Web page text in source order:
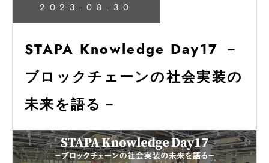
2023.08.30
STAPA Knowledge Day17 －
ブロックチェーンの社会実装の
未来を語る－